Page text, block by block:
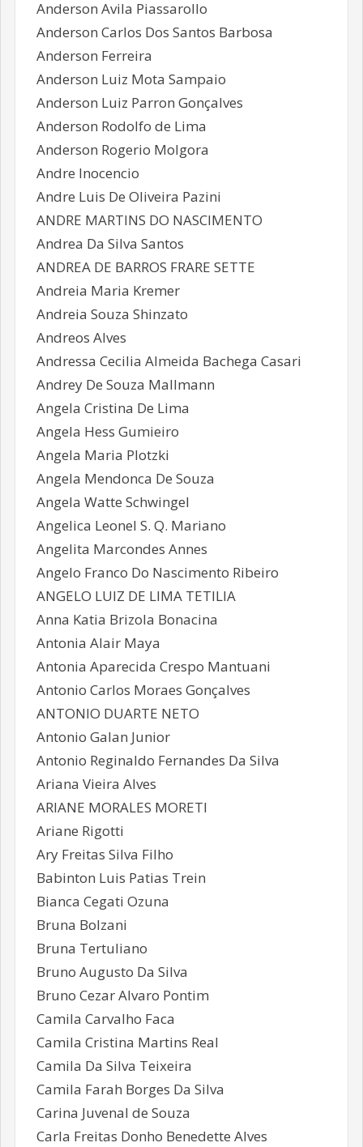
Anderson Avila Piassarollo
Anderson Carlos Dos Santos Barbosa
Anderson Ferreira
Anderson Luiz Mota Sampaio
Anderson Luiz Parron Gonçalves
Anderson Rodolfo de Lima
Anderson Rogerio Molgora
Andre Inocencio
Andre Luis De Oliveira Pazini
ANDRE MARTINS DO NASCIMENTO
Andrea Da Silva Santos
ANDREA DE BARROS FRARE SETTE
Andreia Maria Kremer
Andreia Souza Shinzato
Andreos Alves
Andressa Cecilia Almeida Bachega Casari
Andrey De Souza Mallmann
Angela Cristina De Lima
Angela Hess Gumieiro
Angela Maria Plotzki
Angela Mendonca De Souza
Angela Watte Schwingel
Angelica Leonel S. Q. Mariano
Angelita Marcondes Annes
Angelo Franco Do Nascimento Ribeiro
ANGELO LUIZ DE LIMA TETILIA
Anna Katia Brizola Bonacina
Antonia Alair Maya
Antonia Aparecida Crespo Mantuani
Antonio Carlos Moraes Gonçalves
ANTONIO DUARTE NETO
Antonio Galan Junior
Antonio Reginaldo Fernandes Da Silva
Ariana Vieira Alves
ARIANE MORALES MORETI
Ariane Rigotti
Ary Freitas Silva Filho
Babinton Luis Patias Trein
Bianca Cegati Ozuna
Bruna Bolzani
Bruna Tertuliano
Bruno Augusto Da Silva
Bruno Cezar Alvaro Pontim
Camila Carvalho Faca
Camila Cristina Martins Real
Camila Da Silva Teixeira
Camila Farah Borges Da Silva
Carina Juvenal de Souza
Carla Freitas Donho Benedette Alves